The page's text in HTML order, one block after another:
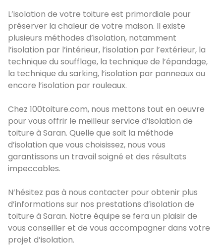
L’isolation de votre toiture est primordiale pour
préserver la chaleur de votre maison. Il existe
plusieurs méthodes d’isolation, notamment
l’isolation par l’intérieur, l’isolation par l’extérieur, la
technique du soufflage, la technique de l’épandage,
la technique du sarking, l’isolation par panneaux ou
encore l’isolation par rouleaux.
Chez 100toiture.com, nous mettons tout en oeuvre
pour vous offrir le meilleur service d’isolation de
toiture à Saran. Quelle que soit la méthode
d’isolation que vous choisissez, nous vous
garantissons un travail soigné et des résultats
impeccables.
N’hésitez pas à nous contacter pour obtenir plus
d’informations sur nos prestations d’isolation de
toiture à Saran. Notre équipe se fera un plaisir de
vous conseiller et de vous accompagner dans votre
projet d’isolation.